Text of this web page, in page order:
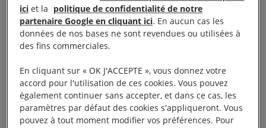
Une parodie de procès
contre 11 suspects manque de crédibilité et de
transparence. Il est scandaleux d’apprendre que
certains gouvernements dont les diplomates
assistent au procès de ces responsables présumés
ici et la politique de confidentialité de notre
partenaire Google en cliquant ici. En aucun cas les
données de nos bases ne sont revendues ou utilisées à
des fins commerciales.
En cliquant sur « OK J'ACCEPTE », vous donnez votre
accord pour l'utilisation de ces cookies. Vous pouvez
également continuer sans accepter, et dans ce cas, les
paramètres par défaut des cookies s'appliqueront. Vous
pouvez à tout moment modifier vos préférences. Pour